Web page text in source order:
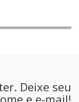
Deixe seu
e e-mail!